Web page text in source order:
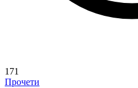
171
Прочети